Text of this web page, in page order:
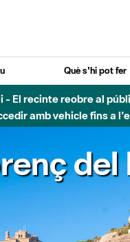
Què s'hi pot fer
- El recinte reobre al
amb vehicle fins a